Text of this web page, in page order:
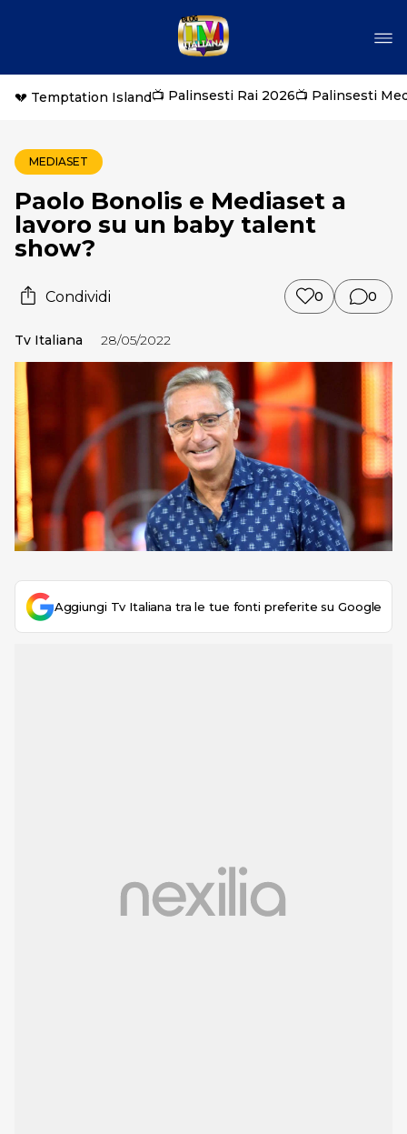
💔 Temptation Island📺 Palinsesti Rai 2026📺 Palinsesti
MEDIASET
Paolo Bonolis e Mediaset a
lavoro su un baby talent
show?
Condividi 0 0
Tv Italiana 28/05/2022
Aggiungi Tv Italiana tra le tue fonti preferite su Google